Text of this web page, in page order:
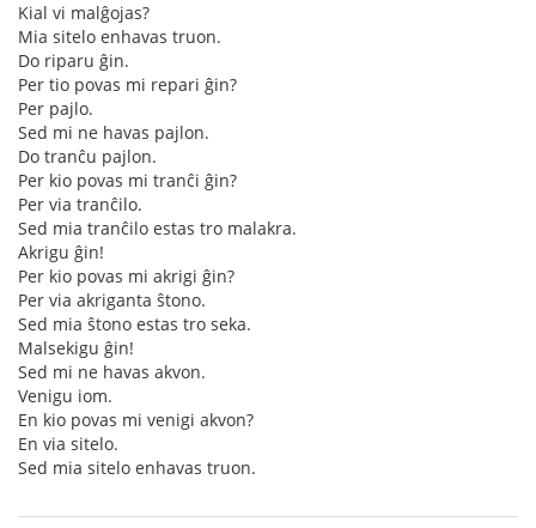
Kial vi malĝojas?
Mia sitelo enhavas truon.
Do riparu ĝin.
Per tio povas mi repari ĝin?
Per pajlo.
Sed mi ne havas pajlon.
Do tranĉu pajlon.
Per kio povas mi tranĉi ĝin?
Per via tranĉilo.
Sed mia tranĉilo estas tro malakra.
Akrigu ĝin!
Per kio povas mi akrigi ĝin?
Per via akriganta ŝtono.
Sed mia ŝtono estas tro seka.
Malsekigu ĝin!
Sed mi ne havas akvon.
Venigu iom.
En kio povas mi venigi akvon?
En via sitelo.
Sed mia sitelo enhavas truon.